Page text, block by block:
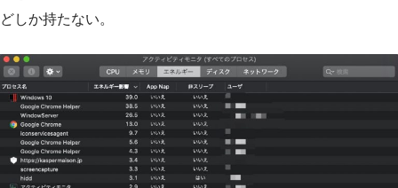
どしか持たない。